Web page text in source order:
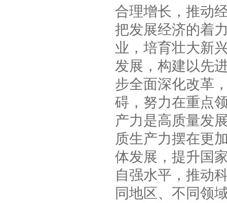
合理增长，推动
把发展经济的着
业，培育壮大新
发展，构建以先
步全面深化改革
碍，努力在重点
产力是高质量发
质生产力摆在更
体发展，提升国
自强水平，推动
同地区、不同领